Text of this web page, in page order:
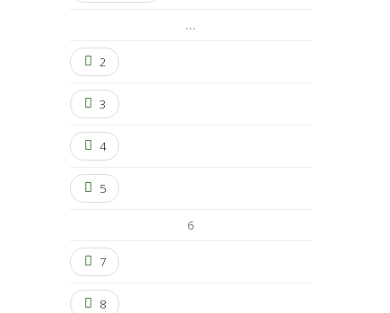
…
2
3
4
5
6
7
8